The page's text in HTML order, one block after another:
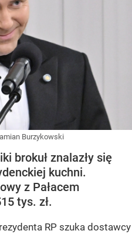
Burzykowski
brokuł znalazły się
kuchni.
z Pałacem
tys. zł.
RP szuka dostawcy